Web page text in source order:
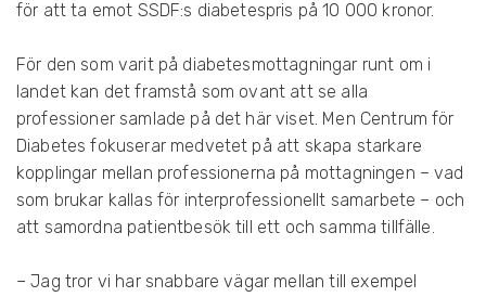
Hur
kroppen
påverkas
Livet
med
diabetes
för att ta emot SSDF:s diabetespris på 10 000 kronor.
För den som varit på diabetesmottagningar runt om i
landet kan det framstå som ovant att se alla
professioner samlade på det här viset. Men Centrum för
Diabetes fokuserar medvetet på att skapa starkare
kopplingar mellan professionerna på mottagningen – vad
som brukar kallas för interprofessionellt samarbete – och
att samordna patientbesök till ett och samma tillfälle.
– Jag tror vi har snabbare vägar mellan till exempel